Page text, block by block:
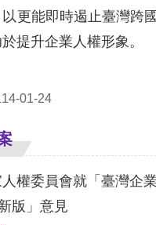
更能即時遏止臺灣跨
提升企業人權形象。
01-24
人權委員會就「臺灣企
版」意見